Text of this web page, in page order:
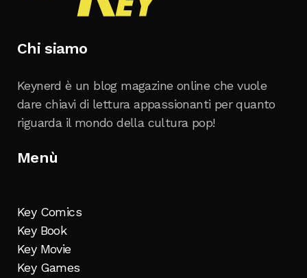
Chi siamo
Keynerd è un blog magazine online che vuole
dare chiavi di lettura appassionanti per quanto
riguarda il mondo della cultura pop!
Menù
Key Comics
Key Book
Key Movie
Key Games